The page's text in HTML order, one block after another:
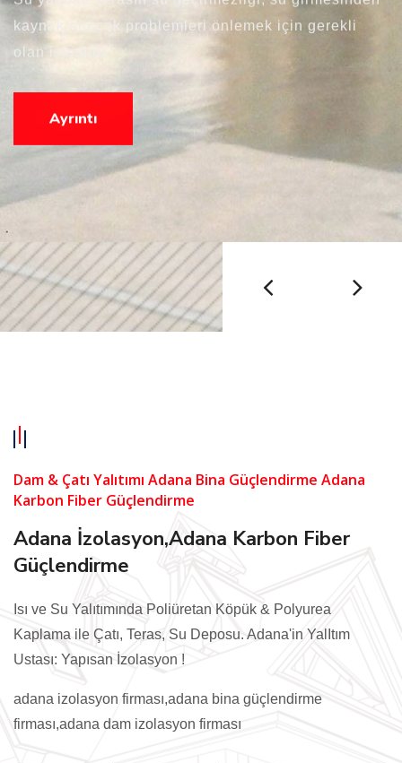
Dam & Çatı Yalıtımı Adana Bina Güçlendirme Adana
Karbon Fiber Güçlendirme
Adana İzolasyon,Adana Karbon Fiber
Güçlendirme
Isı ve Su Yalıtımında Poliüretan Köpük & Polyurea
Kaplama ile Çatı, Teras, Su Deposu. Adana'in YalItım
Ustası: Yapısan İzolasyon !
adana izolasyon firması,adana bina güçlendirme
firması,adana dam izolasyon firması